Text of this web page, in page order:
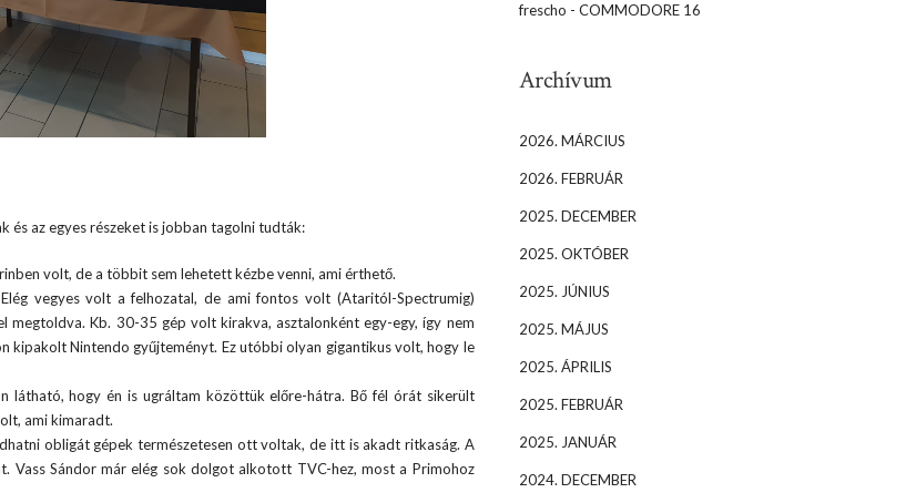
és az egyes részeket is jobban tagolni tudták:
volt, de a többit sem lehetett kézbe venni, ami érthető.
vegyes volt a felhozatal, de ami fontos volt (Ataritól-Spectrumig)
megtoldva. Kb. 30-35 gép volt kirakva, asztalonként egy-egy, így nem
Nintendo gyűjteményt. Ez utóbbi olyan gigantikus volt, hogy le
hogy én is ugráltam közöttük előre-hátra. Bő fél órát sikerült
ami kimaradt.
obligát gépek természetesen ott voltak, de itt is akadt ritkaság. A
Vass Sándormár elég sok dolgot alkotott TVC-hez, most a Primohoz
frescho - COMMODORE 16
Archívum
2026. MÁRCIUS
2026. FEBRUÁR
2025. DECEMBER
2025. OKTÓBER
2025. JÚNIUS
2025. MÁJUS
2025. ÁPRILIS
2025. FEBRUÁR
2025. JANUÁR
2024. DECEMBER